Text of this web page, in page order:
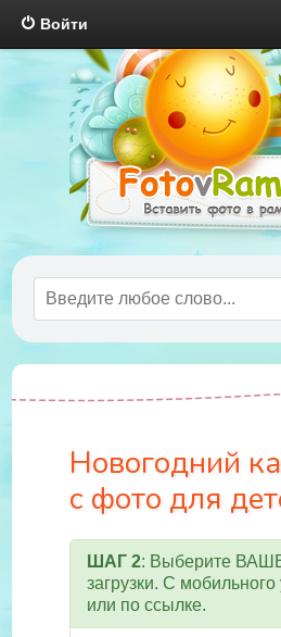
Войти
Новогодний
с фото для
ШАГ 2: Выберите
загрузки. С мобильного
или по ссылке.